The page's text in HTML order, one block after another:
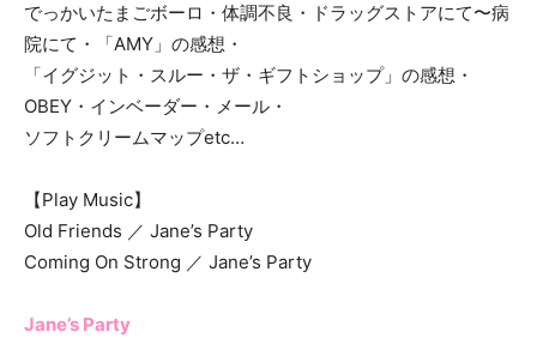
でっかいたまごボーロ・体調不良・ドラッグストアにて〜病
院にて・「AMY」の感想・
「イグジット・スルー・ザ・ギフトショップ」の感想・
OBEY・インベーダー・メール・
ソフトクリームマップetc…
【Play Music】
Old Friends ／ Jane’s Party
Coming On Strong ／ Jane’s Party
Jane’s Party